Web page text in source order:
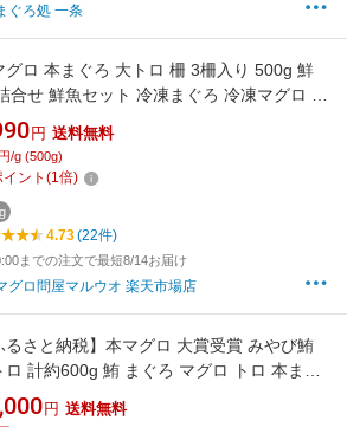
ぐろ処 一条
グロ 本まぐろ 大トロ 柵 3柵入り 500g 鮮
合せ 鮮魚セット 冷凍まぐろ 冷凍マグロ マ
まぐろ 鮪 直送 冷凍 まぐろ刺身 魚 切り身
き 骨なし 刺身 さしみ お刺身 海鮮 海鮮丼
丼の具 手巻き寿司 ネタ グルメ お取り寄せ
円 送料無料
/g (500g)
イント (1倍)
4.73(22件)
までの注文で最短8/14お届け
グロ問屋マルウオ 楽天市場店
るさと納税】本マグロ 大賞受賞 みやび鮪
ロ 計約600g 鮪 まぐろ マグロ トロ 本まぐ
鮪 まぐろトロ 鮪トロ マグロトロ 冷凍マグ
凍まぐろ 冷凍鮪 国産マグロ 国産鮪 さしみ
円 送料無料